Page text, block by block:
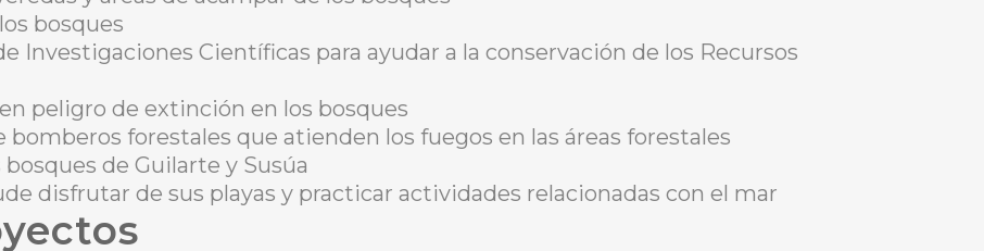
bosques
Investigaciones Científicas para ayudar a la conservación de los Recursos
peligro de extinción en los bosques
forestales que atienden los fuegos en las áreas forestales
de Guilarte y Susúa
disfrutar de sus playas y practicar actividades relacionadas con el mar